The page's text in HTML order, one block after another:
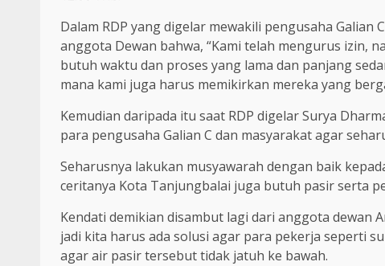
Dalam RDP yang digelar mewakili pengusaha
anggota Dewan bahwa, “Kami telah mengurus izin,
butuh waktu dan proses yang lama dan panjang
mana kami juga harus memikirkan mereka yang
Kemudian daripada itu saat RDP digelar Surya
para pengusaha Galian C dan masyarakat agar
Seharusnya lakukan musyawarah dengan baik
ceritanya Kota Tanjungbalai juga butuh pasir serta
Kendati demikian disambut lagi dari anggota dewan
jadi kita harus ada solusi agar para pekerja seperti
agar air pasir tersebut tidak jatuh ke bawah.